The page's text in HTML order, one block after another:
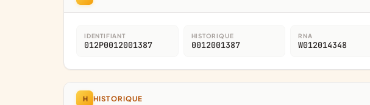
IDENTIFIANT
012P0012001387
HISTORIQUE
0012001387
RNA
W012014348
H HISTORIQUE